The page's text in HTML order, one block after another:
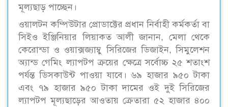
মূল্যছাড় পাচ্ছেন।
ওয়ালটন কম্পিউটার প্রোডাক্টের প্রধান নির্বাহী কর্মকর্তা বা
সিইও ইঞ্জিনিয়ার লিয়াকত আলী জানান, মেলা থেকে
কেরোন্ডা ও ওয়াক্সজ্যাম্বু সিরিজের ডিজাইন, সিমুলেশন
অ্যান্ড গেমিং ল্যাপটপ ক্রয়ের ক্ষেত্রে সর্বোচ্চ ২৫ শতাংশ
পর্যন্ত ডিসকাউন্ট পাওয়া যাবে। ৬৯ হাজার ৯৫০ টাকা
এবং ৭৯ হাজার ৯৫০ টাকা দামের ওই দুই সিরিজের
ল্যাপটপ মূল্যছাড়ের আওতায় ক্রেতারা ৫২ হাজার ৪০০